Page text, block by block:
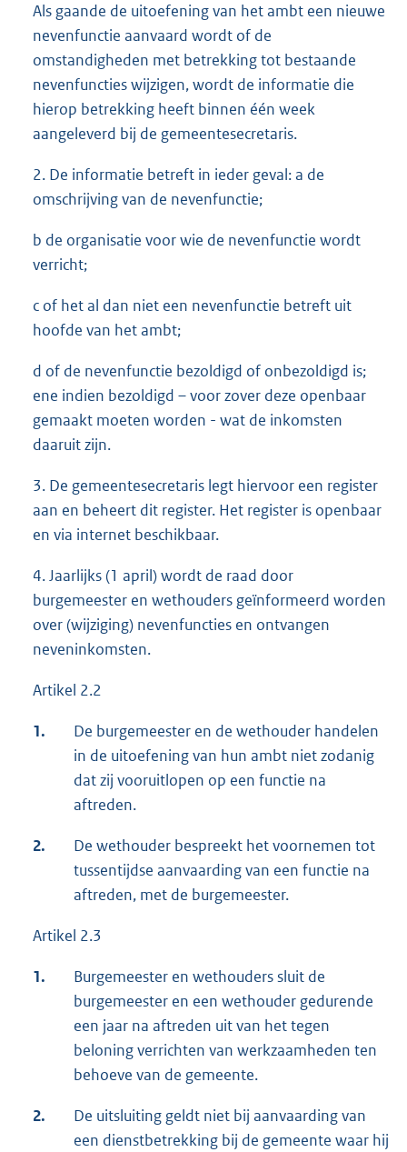
Als gaande de uitoefening van het ambt een nieuwe
nevenfunctie aanvaard wordt of de
omstandigheden met betrekking tot bestaande
nevenfuncties wijzigen, wordt de informatie die
hierop betrekking heeft binnen één week
aangeleverd bij de gemeentesecretaris.
2. De informatie betreft in ieder geval: a de
omschrijving van de nevenfunctie;
b de organisatie voor wie de nevenfunctie wordt
verricht;
c of het al dan niet een nevenfunctie betreft uit
hoofde van het ambt;
d of de nevenfunctie bezoldigd of onbezoldigd is;
ene indien bezoldigd – voor zover deze openbaar
gemaakt moeten worden - wat de inkomsten
daaruit zijn.
3. De gemeentesecretaris legt hiervoor een register
aan en beheert dit register. Het register is openbaar
en via internet beschikbaar.
4. Jaarlijks (1 april) wordt de raad door
burgemeester en wethouders geïnformeerd worden
over (wijziging) nevenfuncties en ontvangen
neveninkomsten.
Artikel 2.2
1.
De burgemeester en de wethouder handelen
in de uitoefening van hun ambt niet zodanig
dat zij vooruitlopen op een functie na
aftreden.
2.
De wethouder bespreekt het voornemen tot
tussentijdse aanvaarding van een functie na
aftreden, met de burgemeester.
Artikel 2.3
1.
Burgemeester en wethouders sluit de
burgemeester en een wethouder gedurende
een jaar na aftreden uit van het tegen
beloning verrichten van werkzaamheden ten
behoeve van de gemeente.
2.
De uitsluiting geldt niet bij aanvaarding van
een dienstbetrekking bij de gemeente waar hij